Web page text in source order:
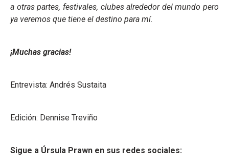
a otras partes, festivales, clubes alrededor del mundo pero
ya veremos que tiene el destino para mí.
¡Muchas gracias!
Entrevista: Andrés Sustaita
Edición: Dennise Treviño
Sigue a Úrsula Prawn en sus redes sociales: